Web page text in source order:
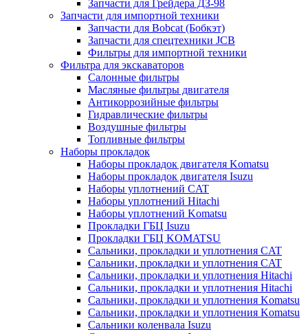
Запчасти для Грейдера ДЗ-98
Запчасти для импортной техники
Запчасти для Bobcat (Бобкэт)
Запчасти для спецтехники JCB
Фильтры для импортной техники
Фильтра для экскаваторов
Салонные фильтры
Масляные фильтры двигателя
Антикоррозийные фильтры
Гидравлические фильтры
Воздушные фильтры
Топливные фильтры
Наборы прокладок
Наборы прокладок двигателя Komatsu
Наборы прокладок двигателя Isuzu
Наборы уплотнений CAT
Наборы уплотнений Hitachi
Наборы уплотнений Komatsu
Прокладки ГБЦ Isuzu
Прокладки ГБЦ KOMATSU
Сальники, прокладки и уплотнения CAT
Сальники, прокладки и уплотнения CAT
Сальники, прокладки и уплотнения Hitachi
Сальники, прокладки и уплотнения Hitachi
Сальники, прокладки и уплотнения Komatsu
Сальники, прокладки и уплотнения Komatsu
Сальники коленвала Isuzu